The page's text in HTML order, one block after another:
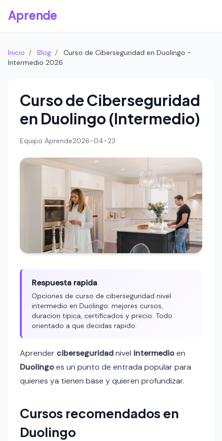
Aprende
Inicio / Blog /
Curso de Ciberseguridad en Duolingo -
Intermedio 2026
Curso de Ciberseguridad
en Duolingo (Intermedio)
Equipo Aprende2026-04-23
Respuesta rapida
Opciones de curso de ciberseguridad nivel
intermedio en Duolingo: mejores cursos,
duracion tipica, certificados y precio. Todo
orientado a que decidas rapido.
Aprender ciberseguridadnivel intermedioen
Duolingoes un punto de entrada popular para
quienes ya tienen base y quieren profundizar.
Cursos recomendados en
Duolingo